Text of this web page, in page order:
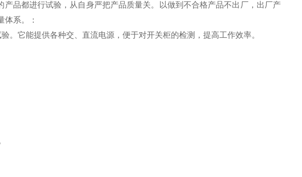
品都进行试验，从自身严把产品质量关。以做到不合格产品不出厂，出厂产
系。
：
。它能提供各种交、直流电源，便于对开关柜的检测，提高工作效率。